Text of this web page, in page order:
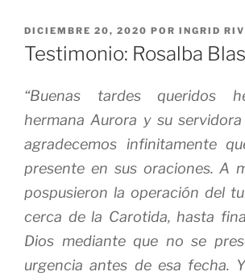
PUBLICADO
EN
DICIEMBRE 20, 2020 POR INGRID
Testimonio: Rosalba Blas
“Buenas tardes queridos
hermana Aurora y su servidora
agradecemos infinitamente
presente en sus oraciones. A
pospusieron la operación del
cerca de la Carotida, hasta
Dios mediante que no se
urgencia antes de esa fecha.